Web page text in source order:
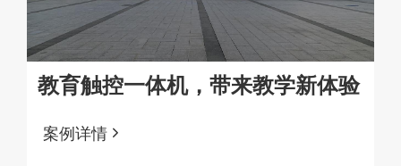
教育触控一体机，带来教学新体验
案例详情